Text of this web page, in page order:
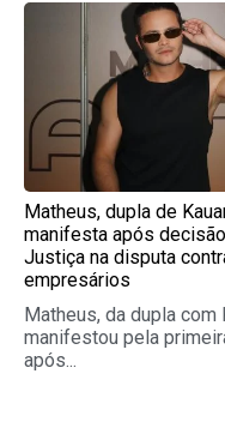
Matheus, dupla de
manifesta após
Justiça na disputa
empresários
Matheus, da dupla com
manifestou pela
após...